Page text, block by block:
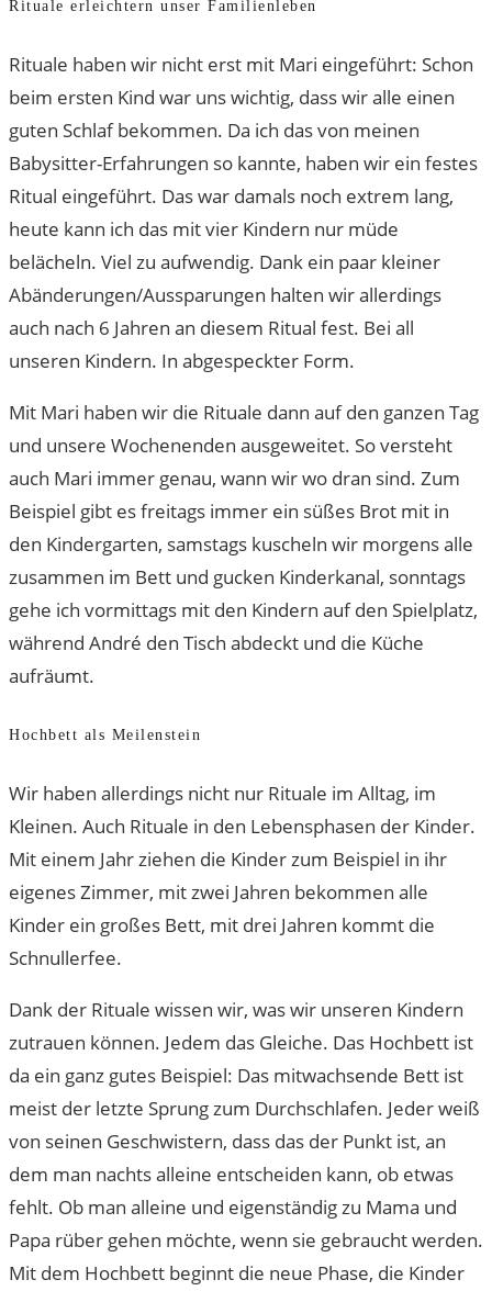
Rituale erleichtern unser Familienleben
Rituale haben wir nicht erst mit Mari eingeführt: Schon
beim ersten Kind war uns wichtig, dass wir alle einen
guten Schlaf bekommen. Da ich das von meinen
Babysitter-Erfahrungen so kannte, haben wir ein festes
Ritual eingeführt. Das war damals noch extrem lang,
heute kann ich das mit vier Kindern nur müde
belächeln. Viel zu aufwendig. Dank ein paar kleiner
Abänderungen/Aussparungen halten wir allerdings
auch nach 6 Jahren an diesem Ritual fest. Bei all
unseren Kindern. In abgespeckter Form.
Mit Mari haben wir die Rituale dann auf den ganzen Tag
und unsere Wochenenden ausgeweitet. So versteht
auch Mari immer genau, wann wir wo dran sind. Zum
Beispiel gibt es freitags immer ein süßes Brot mit in
den Kindergarten, samstags kuscheln wir morgens alle
zusammen im Bett und gucken Kinderkanal, sonntags
gehe ich vormittags mit den Kindern auf den Spielplatz,
während André den Tisch abdeckt und die Küche
aufräumt.
Hochbett als Meilenstein
Wir haben allerdings nicht nur Rituale im Alltag, im
Kleinen. Auch Rituale in den Lebensphasen der Kinder.
Mit einem Jahr ziehen die Kinder zum Beispiel in ihr
eigenes Zimmer, mit zwei Jahren bekommen alle
Kinder ein großes Bett, mit drei Jahren kommt die
Schnullerfee.
Dank der Rituale wissen wir, was wir unseren Kindern
zutrauen können. Jedem das Gleiche. Das Hochbett ist
da ein ganz gutes Beispiel: Das mitwachsende Bett ist
meist der letzte Sprung zum Durchschlafen. Jeder weiß
von seinen Geschwistern, dass das der Punkt ist, an
dem man nachts alleine entscheiden kann, ob etwas
fehlt. Ob man alleine und eigenständig zu Mama und
Papa rüber gehen möchte, wenn sie gebraucht werden.
Mit dem Hochbett beginnt die neue Phase, die Kinder